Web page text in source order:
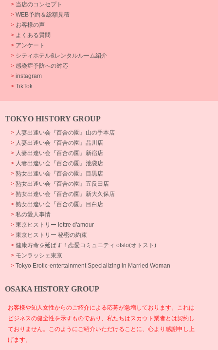
> 当店のコンセプト
> WEB予約＆総額見積
> お客様の声
> よくある質問
> アンケート
> シティホテル&レンタルルーム紹介
> 感染症予防への対応
> instagram
> TikTok
TOKYO HISTORY GROUP
> 人妻出逢い会『百合の園』山の手本店
> 人妻出逢い会『百合の園』品川店
> 人妻出逢い会『百合の園』新宿店
> 人妻出逢い会『百合の園』池袋店
> 熟女出逢い会『百合の園』目黒店
> 熟女出逢い会『百合の園』五反田店
> 熟女出逢い会『百合の園』新大久保店
> 熟女出逢い会『百合の園』目白店
> 私の愛人事情
> 東京ヒストリー lettre d'amour
> 東京ヒストリー 秘密の約束
> 健康寿命を延ばす！恋愛コミュニティ otsto(オトスト)
> モンラッシェ東京
> Tokyo Erotic-entertainment Specializing in Married Woman
OSAKA HISTORY GROUP
お客様や知人女性からのご紹介による応募が急増しております。これは
ビジネスの健全性を示すものであり、私たちはスカウト業者とは契約し
ておりません。このようにご紹介いただけることに、心より感謝申し上
げます。